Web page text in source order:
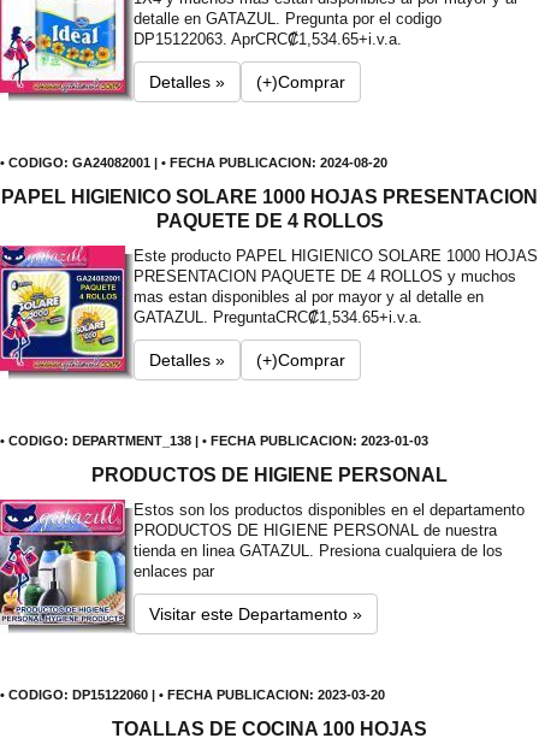
detalle en GATAZUL. Pregunta por el codigo
DP15122063. AprCRC₡1,534.65+i.v.a.
Detalles » (+)Comprar
• CODIGO: GA24082001 | • FECHA PUBLICACION: 2024-08-20
PAPEL HIGIENICO SOLARE 1000 HOJAS PRESENTACION
PAQUETE DE 4 ROLLOS
Este producto PAPEL HIGIENICO SOLARE 1000 HOJAS
PRESENTACION PAQUETE DE 4 ROLLOS y muchos
mas estan disponibles al por mayor y al detalle en
GATAZUL. PreguntaCRC₡1,534.65+i.v.a.
Detalles » (+)Comprar
• CODIGO: DEPARTMENT_138 | • FECHA PUBLICACION: 2023-01-03
PRODUCTOS DE HIGIENE PERSONAL
Estos son los productos disponibles en el departamento
PRODUCTOS DE HIGIENE PERSONAL de nuestra
tienda en linea GATAZUL. Presiona cualquiera de los
enlaces par
Visitar este Departamento »
• CODIGO: DP15122060 | • FECHA PUBLICACION: 2023-03-20
TOALLAS DE COCINA 100 HOJAS